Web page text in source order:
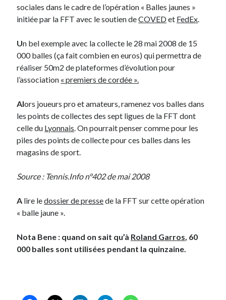
Entretien ménagerdansT’as vu quoi ? #52
JFdans C’était pas mieux avant… à Lyon
Anthony dansComment j’ai opéré ma vélorution toute personnelle
Renaud DucherdansComment j’ai opéré ma vélorution toute
personnelle
Commentaires récents
Entretien ménager
T’as vu quoi ? #52
C’était pas mieux avant… à Lyon
littlecelt
dans
Comment j’ai opéré ma vélorution toute personnelle
Anthony
Comment j’ai opéré ma vélorution toute personnelle
personnelle
On parle de quoi ?
A Lyon
Bon plan du dimanche
Geek
sociales dans le cadre de l’opération « Balles jaunes »
initiée par la FFT avec le soutien deCOVEDet FedEx.
Un bel exemple avec la collecte le 28 mai 2008 de 15
000 balles (ça fait combien en euros) qui permettra de
réaliser 50m2 de plateformes d’évolution pour
l’association « premiers de cordée ».
Alors joueurs pro et amateurs, ramenez vos balles dans
les points de collectes des sept ligues de la FFT dont
celle du Lyonnais. On pourrait penser comme pour les
piles des points de collecte pour ces balles dans les
magasins de sport.
Source : Tennis.Info n°402 de mai 2008
A lire ledossier de pressede la FFT sur cette opération
« balle jaune ».
Nota Bene : quand on sait qu’à Roland Garros, 60
000 balles sont utilisées pendant la quinzaine.